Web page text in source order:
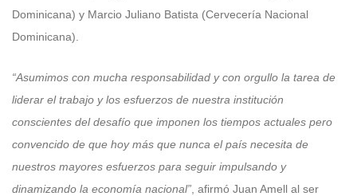
Dominicana) y Marcio Juliano Batista (Cervecería Nacional
Dominicana).
“Asumimos con mucha responsabilidad y con orgullo la tarea de
liderar el trabajo y los esfuerzos de nuestra institución
conscientes del desafío que imponen los tiempos actuales pero
convencido de que hoy más que nunca el país necesita de
nuestros mayores esfuerzos para seguir impulsando y
dinamizando la economía nacional” , afirmó Juan Amell al ser